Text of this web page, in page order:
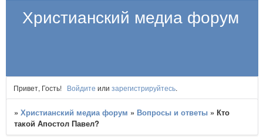
Христианский медиа форум
Привет, Гость! Войдите или зарегистрируйтесь.
»Христианский медиа форум » Вопросы и ответы »Кто
такой Апостол Павел?